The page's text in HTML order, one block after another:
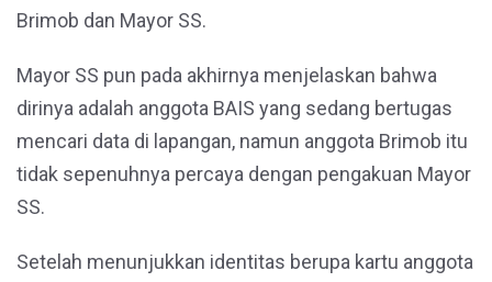
Brimob dan Mayor SS.
Mayor SS pun pada akhirnya menjelaskan bahwa
dirinya adalah anggota BAIS yang sedang bertugas
mencari data di lapangan, namun anggota Brimob itu
tidak sepenuhnya percaya dengan pengakuan Mayor
SS.
Setelah menunjukkan identitas berupa kartu anggota